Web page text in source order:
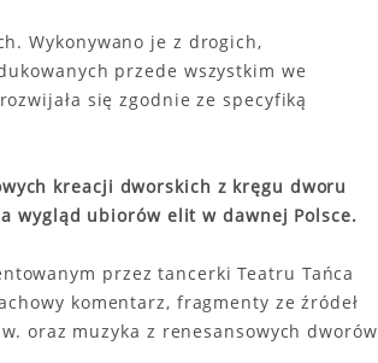
Wykonywano je z drogich,
przede wszystkim we
się zgodnie ze specyfiką
kreacji dworskich z kręgu dworu
wygląd ubiorów elit w dawnej Polsce.
przez tancerki Teatru Tańca
komentarz, fragmenty ze źródeł
oraz muzyka z renesansowych dworów